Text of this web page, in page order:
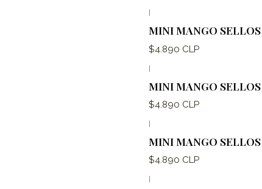
MINI MANGO
$4.890 CLP
|
MINI MANGO
$4.890 CLP
MINI MANGO
$4.890 CLP